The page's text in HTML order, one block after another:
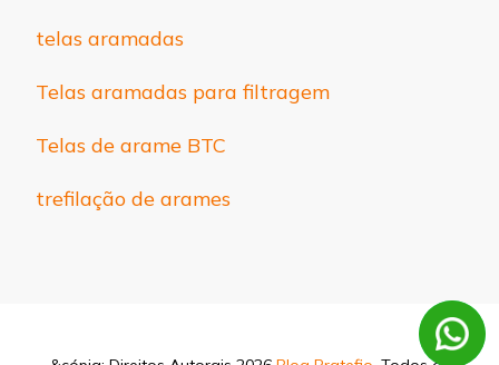
telas aramadas
Telas aramadas para filtragem
Telas de arame BTC
trefilação de arames